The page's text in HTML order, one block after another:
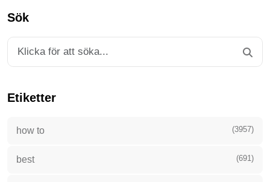
Sök
Etiketter
how to (3957)
best (691)